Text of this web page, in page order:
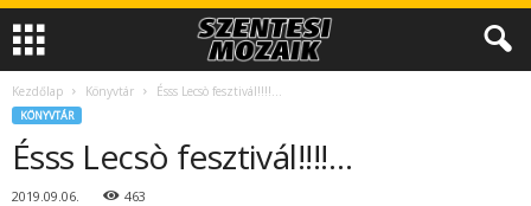
Kezdőlap Könyvtár Ésss Lecsò fesztivál!!!!…
KÖNYVTÁR
Ésss Lecsò fesztivál!!!!…
2019.09.06. 463